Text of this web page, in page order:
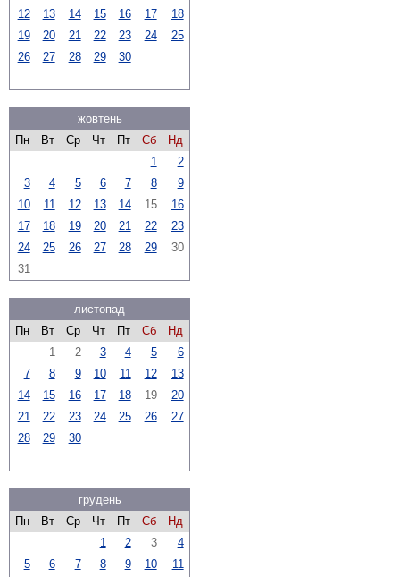
12
13 14 15 16 17
18
19
20 21 22 23 24
25
26
27 28 29 30
жовтень
Пн
Вт Ср Чт Пт Сб
Нд
1
2
3
4 5 6 7 8
9
10
11 12 13 14 15
16
17
18 19 20 21 22
23
24
25 26 27 28 29
30
31
листопад
Пн
Вт Ср Чт Пт Сб
Нд
1
2 3 4 5
6
7
8 9 10 11 12
13
14
15 16 17 18 19
20
21
22 23 24 25 26
27
28
29 30
грудень
Пн
Вт Ср Чт Пт Сб
Нд
1
2 3
4
5
6 7 8 9 10
11